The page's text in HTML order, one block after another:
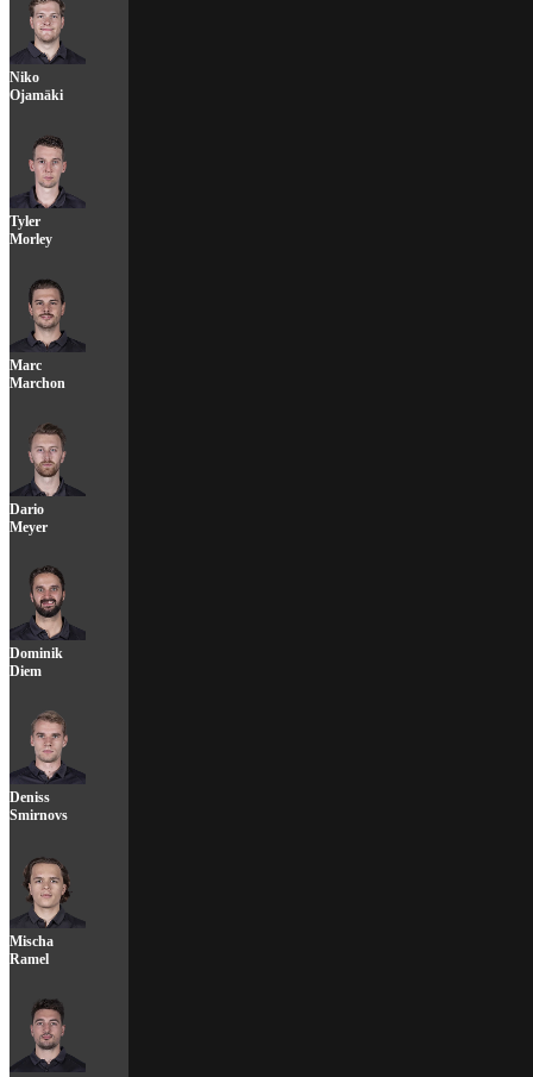
Niko
Ojamäki
Tyler
Morley
Marc
Marchon
Dario
Meyer
Dominik
Diem
Deniss
Smirnovs
Mischa
Ramel